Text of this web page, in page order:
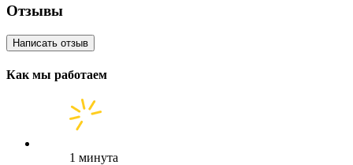
Отзывы
Написать отзыв
Как мы работаем
1 минута